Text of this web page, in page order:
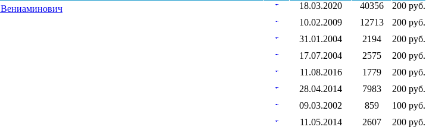
18.03.2020 40356
200 руб.
10.02.2009 12713
200 руб.
31.01.2004 2194
200 руб.
17.07.2004 2575
200 руб.
11.08.2016 1779
200 руб.
28.04.2014 7983
200 руб.
09.03.2002 859
100 руб.
11.05.2014 2607
200 руб.